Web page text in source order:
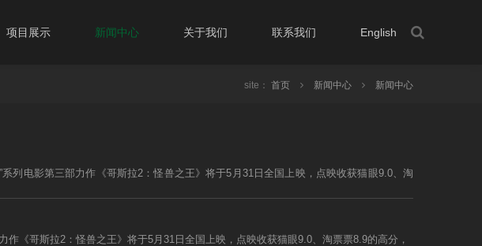
项目展示 新闻中心 关于我们 联系我们 English
site： 首页 新闻中心 新闻中心
列电影第三部力作《哥斯拉2：怪兽之王》将于5月31日全国上映，点映收获猫眼9.0、淘
怪兽打架，爽就完了！”哥斯拉更是“男女通杀”收获一大票粉丝。今日影片发布“一战成
《哥斯拉2：怪兽之王》将于5月31日全国上映，点映收获猫眼9.0、淘票票8.9的高分，